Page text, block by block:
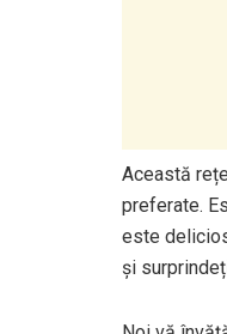
Această
preferate.
este
și